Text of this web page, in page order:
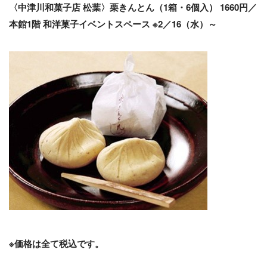
〈中津川和菓子店 松葉〉栗きんとん（1箱・6個入） 1660円／
本館1階 和洋菓子イベントスペース ※2／16（水）～
※価格は全て税込です。